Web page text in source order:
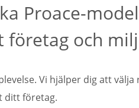
Proace-
företag och
Vi hjälper dig att
ditt företag.